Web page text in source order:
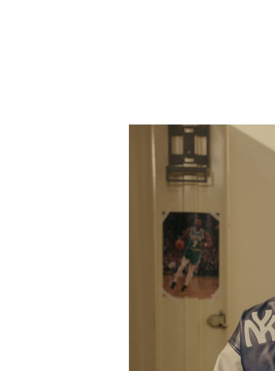
장바구니에 상품이
다른 고객들이 구매
엔비에이, 이 상품은